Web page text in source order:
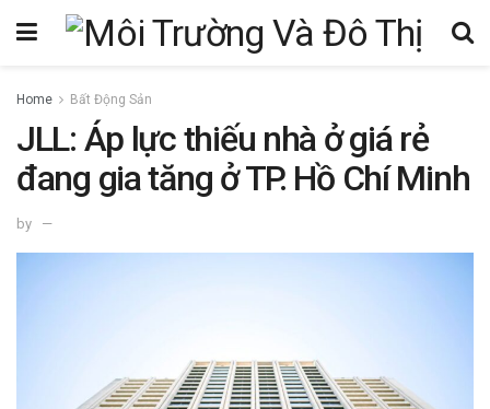
Home Bất Động Sản
JLL: Áp lực thiếu nhà ở giá rẻ
đang gia tăng ở TP. Hồ Chí Minh
by